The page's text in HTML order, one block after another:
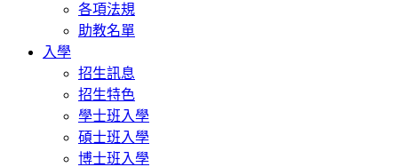
各項法規
助教名單
入學
招生訊息
招生特色
學士班入學
碩士班入學
博士班入學